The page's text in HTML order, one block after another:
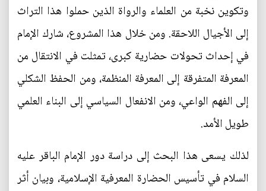
وتكوين نخبة من العلماء والرواة الذين حملوا هذا التراث
إلى الأجيال اللاحقة. ومن خلال هذا المشروع، شارك الإمام
في إحداث تحولات حضارية كبرى، تمثلت في الانتقال من
المعرفة المتفرقة إلى المعرفة المنظمة، ومن الحفظ الشكلي
إلى الفهم الواعي، ومن الانفعال السياسي إلى البناء العلمي
طويل الأمد.
لذلك يسعى هذا البحث إلى دراسة دور الإمام الباقر عليه
السلام في تأسيس الحضارة المعرفية الإسلامية، وبيان أثر